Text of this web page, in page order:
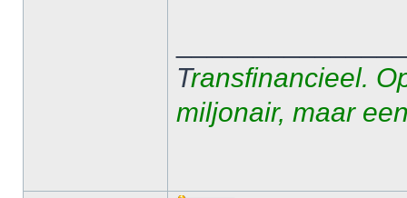
Transfinancieel.
miljonair, maar